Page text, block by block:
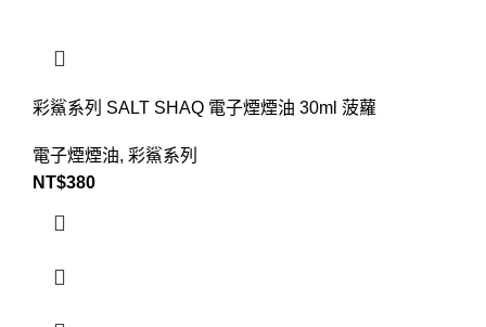
彩鯊系列 SALT SHAQ 電子煙煙油 30ml 菠蘿
電子煙煙油, 彩鯊系列
NT$380